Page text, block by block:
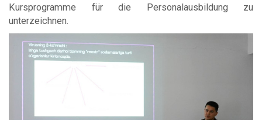
Kursprogramme für die Personalausbildung zu
unterzeichnen.